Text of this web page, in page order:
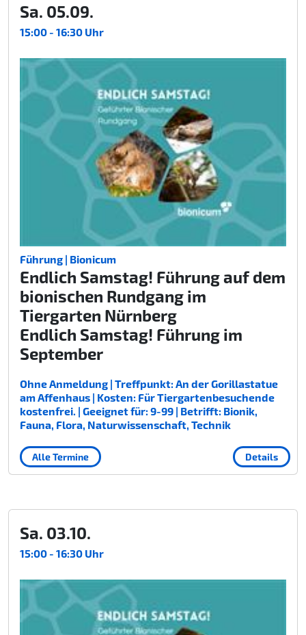
Sa. 05.09.
15:00 - 16:30 Uhr
Führung | Bionicum
Endlich Samstag! Führung auf dem
bionischen Rundgang im
Tiergarten Nürnberg
Endlich Samstag! Führung im
September
Ohne Anmeldung | Treffpunkt: An der Gorillastatue
am Affenhaus | Kosten: Für Tiergartenbesuchende
kostenfrei. | Geeignet für: 9-99 | Betrifft: Bionik,
Fauna, Flora, Naturwissenschaft, Technik
Details
Alle Termine
Sa. 03.10.
15:00 - 16:30 Uhr